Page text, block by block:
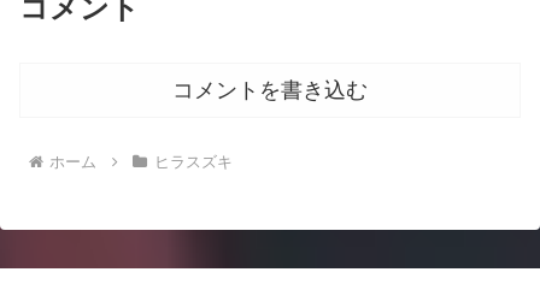
コメント
コメントを書き込む
ホーム ヒラスズキ